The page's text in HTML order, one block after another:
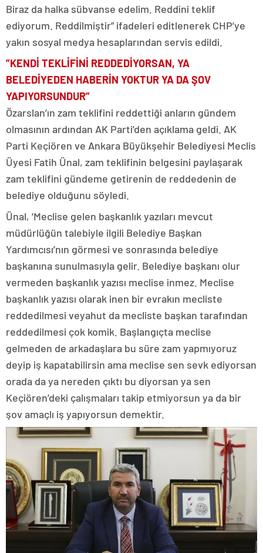
Biraz da halka sübvanse edelim. Reddini teklif
ediyorum. Reddilmiştir” ifadeleri editlenerek CHP’ye
yakın sosyal medya hesaplarından servis edildi.
”KENDİ TEKLİFİNİ REDDEDİYORSAN, YA
BELEDİYEDEN HABERİN YOKTUR YA DA ŞOV
YAPIYORSUNDUR”
Özarslan’ın zam teklifini reddettiği anların gündem
olmasının ardından AK Parti’den açıklama geldi. AK
Parti Keçiören ve Ankara Büyükşehir Belediyesi Meclis
Üyesi Fatih Ünal, zam teklifinin belgesini paylaşarak
zam teklifini gündeme getirenin de reddedenin de
belediye olduğunu söyledi.
Ünal, ‘Meclise gelen başkanlık yazıları mevcut
müdürlüğün talebiyle ilgili Belediye Başkan
Yardımcısı’nın görmesi ve sonrasında belediye
başkanına sunulmasıyla gelir. Belediye başkanı olur
vermeden başkanlık yazısı meclise inmez. Meclise
başkanlık yazısı olarak inen bir evrakın mecliste
reddedilmesi veyahut da mecliste başkan tarafından
reddedilmesi çok komik. Başlangıçta meclise
gelmeden de arkadaşlara bu süre zam yapmıyoruz
deyip iş kapatabilirsin ama meclise sen sevk ediyorsan
orada da ya nereden çıktı bu diyorsan ya sen
Keçiören’deki çalışmaları takip etmiyorsun ya da bir
şov amaçlı iş yapıyorsun demektir.